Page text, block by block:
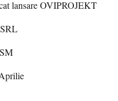
energie electrică a fabricilor
pericol accesul pacienților la